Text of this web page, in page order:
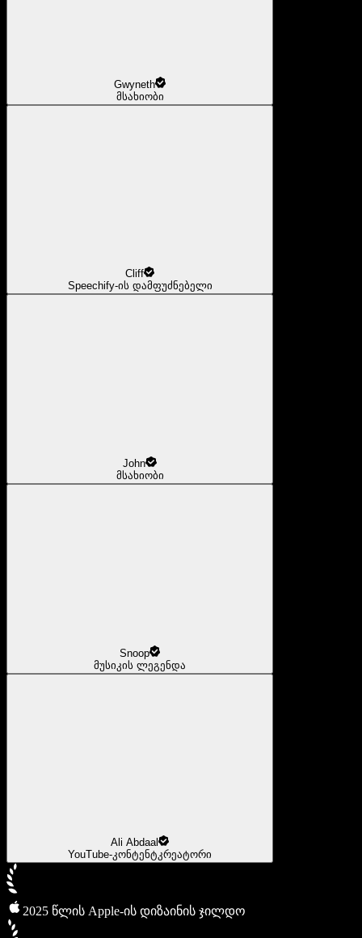
Gwyneth
მსახიობი
Cliff
Speechify-ის დამფუძნებელი
John
მსახიობი
Snoop
მუსიკის ლეგენდა
Ali Abdaal
YouTube-კონტენტკრეატორი
2025 წლის Apple-ის დიზაინის ჯილდო